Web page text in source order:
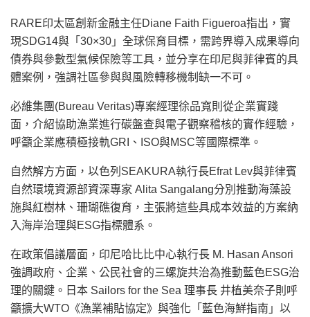
RARE印太區創新金融主任Diane Faith Figueroa指出，實
現SDG14與「30×30」全球保育目標，需跨界導入成果導向
債券與參數型氣候保險等工具，並分享在印尼與菲律賓的具
體案例，強調社區參與與風險轉移機制缺一不可。
必維集團(Bureau Veritas)專案經理徐品寬則從企業實踐
面，介紹協助漁業進行碳盤查與電子觀察稽核的實作經驗，
呼籲企業應積極接軌GRI、ISO與MSC等國際標準。
自然解方方面，以色列SEAKURA執行長Efrat Lev與菲律賓
自然環境資源部資深專家 Alita Sangalang分別推動海藻設
施與紅樹林、珊瑚礁復育，主張將這些具成本效益的方案納
入海岸治理與ESG指標體系。
在政策倡議層面，印尼哈比比中心執行長 M. Hasan Ansori
強調政府、企業、公民社會的三螺旋共治為推動藍色ESG治
理的關鍵。日本 Sailors for the Sea 理事長 井植美奈子則呼
籲擴大WTO《漁業補貼協定》與強化「藍色海鮮指南」以